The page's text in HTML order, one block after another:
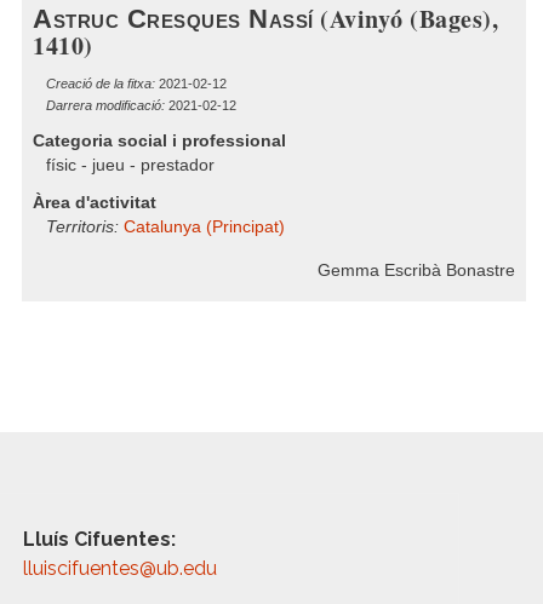
Astruc Cresques Nassí(Avinyó (Bages),
1410)
Creació de la fitxa: 2021-02-12
Darrera modificació: 2021-02-12
Categoria social i professional
físic - jueu - prestador
Àrea d'activitat
Territoris: Catalunya (Principat)
Gemma Escribà Bonastre
Lluís Cifuentes:
lluiscifuentes@ub.edu